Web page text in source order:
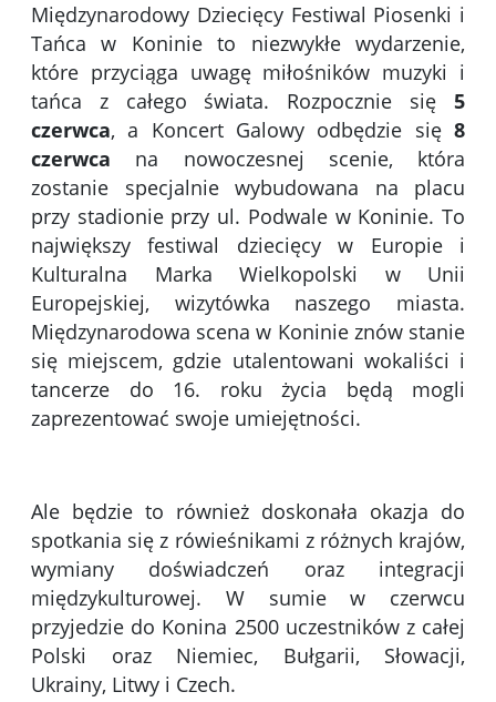
Międzynarodowy Dziecięcy Festiwal Piosenki i
Tańca w Koninie to niezwykłe wydarzenie,
które przyciąga uwagę miłośników muzyki i
tańca z całego świata. Rozpocznie się5
czerwca, a Koncert Galowy odbędzie się 8
czerwca na nowoczesnej scenie, która
zostanie specjalnie wybudowana na placu
przy stadionie przy ul. Podwale w Koninie. To
największy festiwal dziecięcy w Europie i
Kulturalna Marka Wielkopolski w Unii
Europejskiej, wizytówka naszego miasta.
Międzynarodowa scena w Koninie znów stanie
się miejscem, gdzie utalentowani wokaliści i
tancerze do 16. roku życia będą mogli
zaprezentować swoje umiejętności.
Ale będzie to również doskonała okazja do
spotkania się z rówieśnikami z różnych krajów,
wymiany doświadczeń oraz integracji
międzykulturowej. W sumie w czerwcu
przyjedzie do Konina 2500 uczestników z całej
Polski oraz Niemiec, Bułgarii, Słowacji,
Ukrainy, Litwy i Czech.